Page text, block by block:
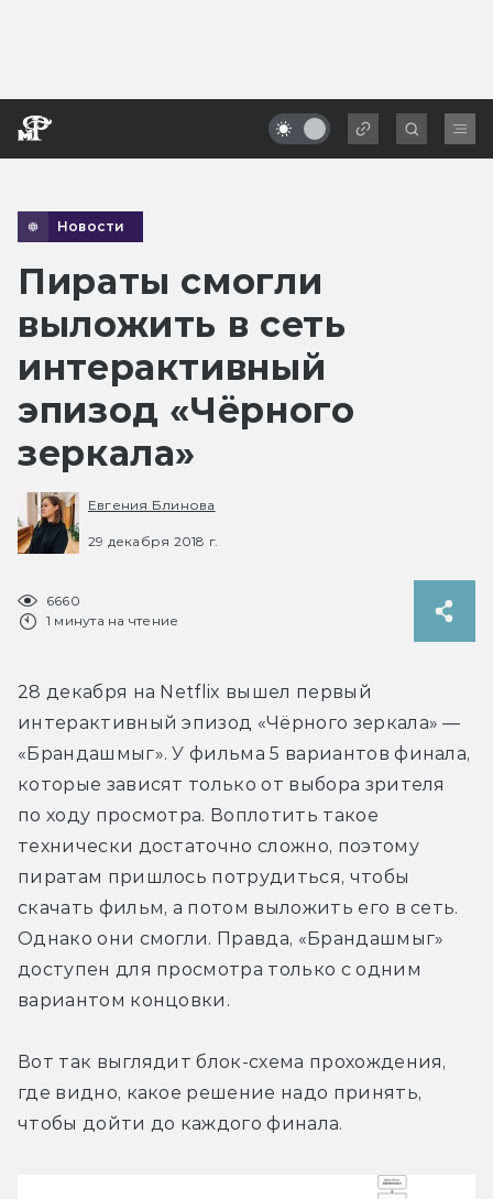
Новости
Пираты смогли
выложить в сеть
интерактивный
эпизод «Чёрного
зеркала»
Евгения Блинова
29 декабря 2018 г.
6660
1 минута на чтение
28 декабря на Netflix вышел первый
интерактивный эпизод «Чёрного зеркала» —
«Брандашмыг». У фильма 5 вариантов финала,
которые зависят только от выбора зрителя
по ходу просмотра. Воплотить такое
технически достаточно сложно, поэтому
пиратам пришлось потрудиться, чтобы
скачать фильм, а потом выложить его в сеть.
Однако они смогли. Правда, «Брандашмыг»
доступен для просмотра только с одним
вариантом концовки.
Вот так выглядит блок-схема прохождения,
где видно, какое решение надо принять,
чтобы дойти до каждого финала.